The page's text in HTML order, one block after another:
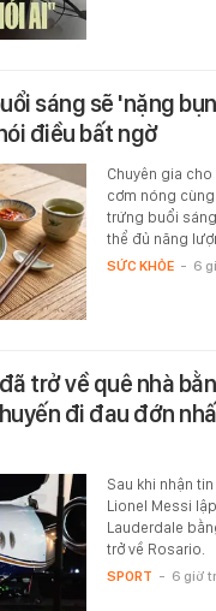
sáng sẽ 'nặng
điều bất ngờ
Chuyên gia
cơm nóng
trứng buổi
thể đủ năng
SỨC KHỎE - 6
trở về quê nhà
đi đau đớn
Sau khi nhận
Lionel Messi
Lauderdale
trở về Rosario.
SPORT - 6 giờ